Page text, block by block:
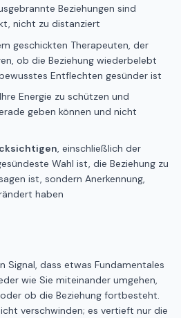
Beziehungen sind
nicht zu distanziert
geschickten Therapeuten, der
ob die Beziehung wiederbelebt
Entflechten gesünder ist
Energie zu schützen und
geben können und nicht
, einschließlich der
Wahl ist, die Beziehung zu
ist, sondern Anerkennung,
haben
Signal, dass etwas Fundamentales
wie Sie miteinander umgehen,
ob die Beziehung fortbesteht.
verschwinden; es vertieft nur die